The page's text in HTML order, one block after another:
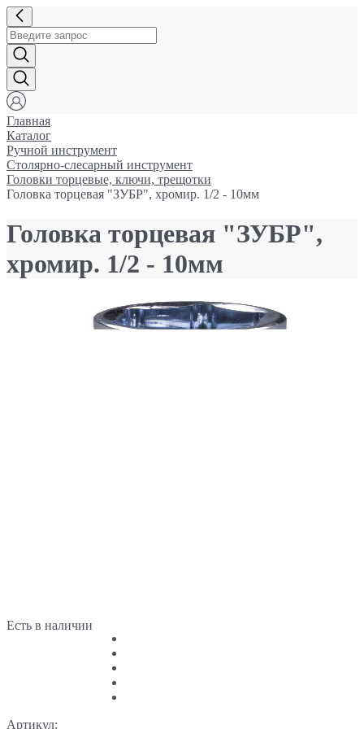
Главная
Каталог
Ручной инструмент
Столярно-слесарный инструмент
Головки торцевые, ключи, трещотки
Головка торцевая "ЗУБР", хромир. 1/2 - 10мм
Головка торцевая "ЗУБР",
хромир. 1/2 - 10мм
Есть в наличии
Артикул: